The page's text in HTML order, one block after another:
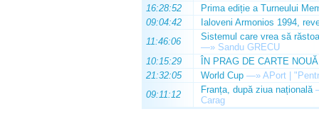
16:28:52
Prima ediție a Turneului
09:04:42
Ialoveni Armonios 1994,
11:46:06
Sistemul care vrea să
—» Sandu GRECU
10:15:29
ÎN PRAG DE CARTE NOUĂ
21:32:05
World Cup —» APort |
09:11:12
Franța, după ziua națională
Carag